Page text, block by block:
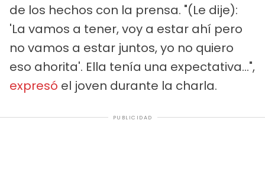
de los hechos con la prensa. "(Le dije):
'La vamos a tener, voy a estar ahí pero
no vamos a estar juntos, yo no quiero
eso ahorita'. Ella tenía una expectativa…",
expresó el joven durante la charla.
PUBLICIDAD